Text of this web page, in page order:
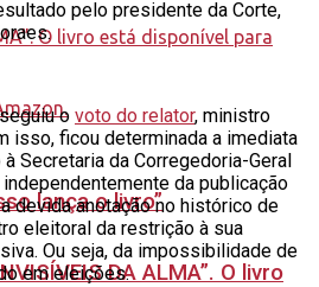
lança o livro”
DA ALMA”. O livro
pelo presidente da Corte,
o voto do relator, ministro
isso, ficou determinada a imediata
Secretaria da Corregedoria-Geral
independentemente da publicação
devida anotação no histórico de
eleitoral da restrição à sua
Ou seja, da impossibilidade de
em eleições.